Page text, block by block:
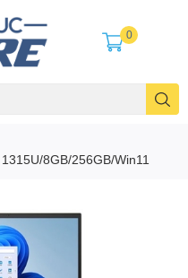
0
8GB/256GB/Win11